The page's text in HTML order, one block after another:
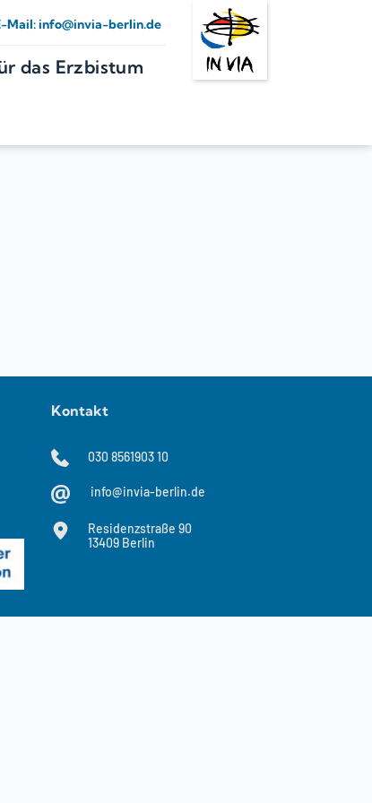
Mail: info@invia-berlin.de
das Erzbistum
Kontakt
030 8561903 10
info@invia-berlin.de
Residenzstraße 90
13409 Berlin